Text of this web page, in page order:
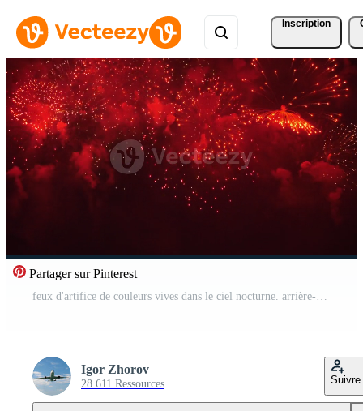
Inscription
Partager sur Pinterest
feux d'artifice de couleurs vives dans le ciel nocturne. arrière-plan pour anniversaire, anniversaire, célébration, vacances, nouvel an, fête, événement et célébrations, invitation Vidéo Pro
Igor Zhorov
28 611 Ressources Suivre